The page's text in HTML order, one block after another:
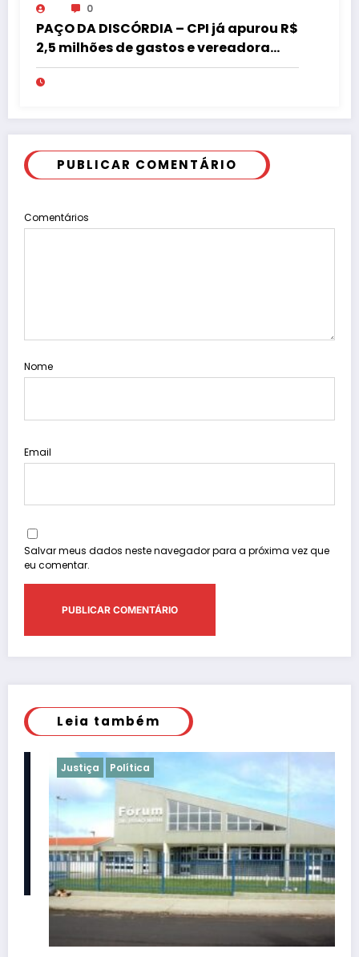
0
PAÇO DA DISCÓRDIA – CPI já apurou R$
2,5 milhões de gastos e vereadora
pede “acordo” para aprovar R$ 9,5
milhões
PUBLICAR COMENTÁRIO
Comentários
Nome
Email
Salvar meus dados neste navegador para a próxima vez que
eu comentar.
Leia também
Justiça Política